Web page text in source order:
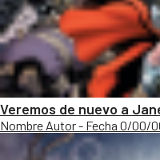
Veremos de nuevo a
Nombre Autor - Fecha 0/00/